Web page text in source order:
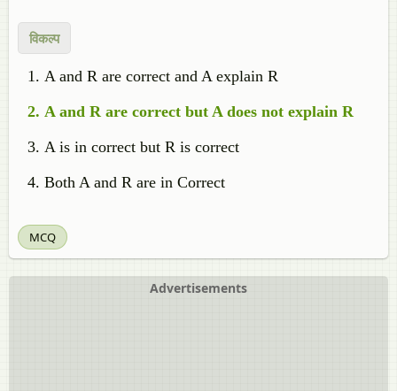
विकल्प
A and R are correct and A explain R
A and R are correct but A does not explain R
A is in correct but R is correct
Both A and R are in Correct
MCQ
Advertisements